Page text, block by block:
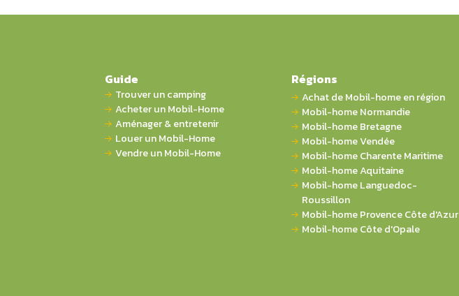
Guide
Trouver un camping
Acheter un Mobil-Home
Aménager & entretenir
Louer un Mobil-Home
Vendre un Mobil-Home
Régions
Achat de Mobil-home en région
Mobil-home Normandie
Mobil-home Bretagne
Mobil-home Vendée
Mobil-home Charente Maritime
Mobil-home Aquitaine
Mobil-home Languedoc-
Roussillon
Mobil-home Provence Côte d'Azur
Mobil-home Côte d'Opale